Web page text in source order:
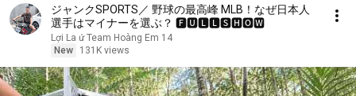
ジャンクSPORTS／ 野球の最高峰 MLB！なぜ日本人
選手はマイナーを選ぶ？ 🅵🆄🅻🅻🆂🅷🅾🆆
Lợi La ứ Team Hoàng Em 14
New
131K views